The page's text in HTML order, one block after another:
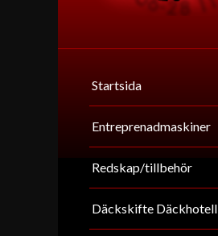
Startsida
Entreprenadmaskiner
Redskap/tillbehör
Däckskifte Däckhotell